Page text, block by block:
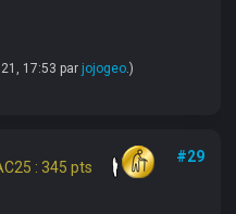
17:53 par jojogeo.)
: 345 pts
#29